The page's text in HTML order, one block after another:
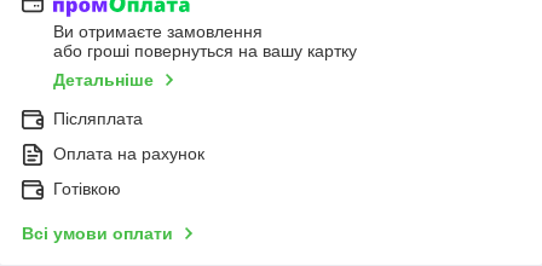
Ви отримаєте замовлення
або гроші повернуться на вашу картку
Детальніше
Післяплата
Оплата на рахунок
Готівкою
Всі умови оплати